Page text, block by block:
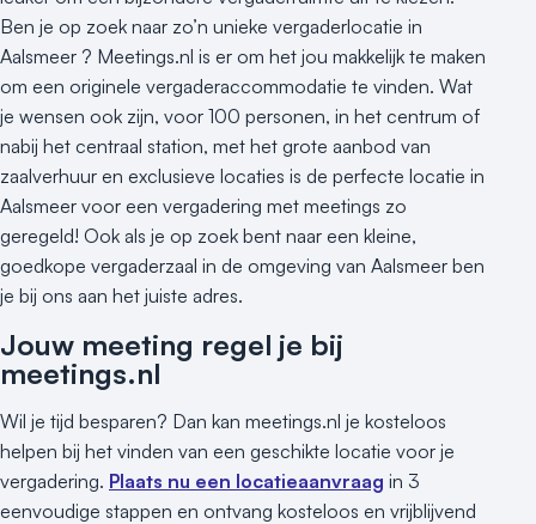
Ben je op zoek naar zo’n unieke vergaderlocatie in
Aalsmeer ? Meetings.nl is er om het jou makkelijk te maken
om een originele vergaderaccommodatie te vinden. Wat
je wensen ook zijn, voor 100 personen, in het centrum of
nabij het centraal station, met het grote aanbod van
zaalverhuur en exclusieve locaties is de perfecte locatie in
Aalsmeer voor een vergadering met meetings zo
geregeld! Ook als je op zoek bent naar een kleine,
goedkope vergaderzaal in de omgeving van Aalsmeer ben
je bij ons aan het juiste adres.
Jouw meeting regel je bij
meetings.nl
Wil je tijd besparen? Dan kan meetings.nl je kosteloos
helpen bij het vinden van een geschikte locatie voor je
vergadering. Plaats nu een locatieaanvraag in 3
eenvoudige stappen en ontvang kosteloos en vrijblijvend